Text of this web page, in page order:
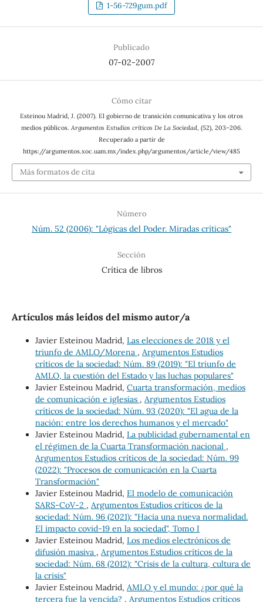
1-56-729gum.pdf
Publicado
07-02-2007
Cómo citar
Esteinou Madrid, J. (2007). El gobierno de transición comunicativa y los otros
medios públicos. Argumentos Estudios críticos De La Sociedad, (52), 203–206.
Recuperado a partir de
https://argumentos.xoc.uam.mx/index.php/argumentos/article/view/485
Más formatos de cita
Número
Núm. 52 (2006): "Lógicas del Poder. Miradas críticas"
Sección
Crítica de libros
Artículos más leídos del mismo autor/a
Javier Esteinou Madrid, Las elecciones de 2018 y el
triunfo de AMLO/Morena , Argumentos Estudios
críticos de la sociedad: Núm. 89 (2019): "El triunfo de
AMLO, la cuestión del Estado y las luchas populares"
Javier Esteinou Madrid, Cuarta transformación, medios
de comunicación e iglesias , Argumentos Estudios
críticos de la sociedad: Núm. 93 (2020): "El agua de la
nación: entre los derechos humanos y el mercado"
Javier Esteinou Madrid, La publicidad gubernamental en
el régimen de la Cuarta Transformación nacional ,
Argumentos Estudios críticos de la sociedad: Núm. 99
(2022): "Procesos de comunicación en la Cuarta
Transformación"
Javier Esteinou Madrid, El modelo de comunicación
SARS-CoV-2 , Argumentos Estudios críticos de la
sociedad: Núm. 96 (2021): "Hacia una nueva normalidad.
El impacto covid-19 en la sociedad", Tomo I
Javier Esteinou Madrid, Los medios electrónicos de
difusión masiva , Argumentos Estudios críticos de la
sociedad: Núm. 68 (2012): "Crisis de la cultura, cultura de
la crisis"
Javier Esteinou Madrid, AMLO y el mundo: ¿por qué la
tercera fue la vencida? , Argumentos Estudios críticos